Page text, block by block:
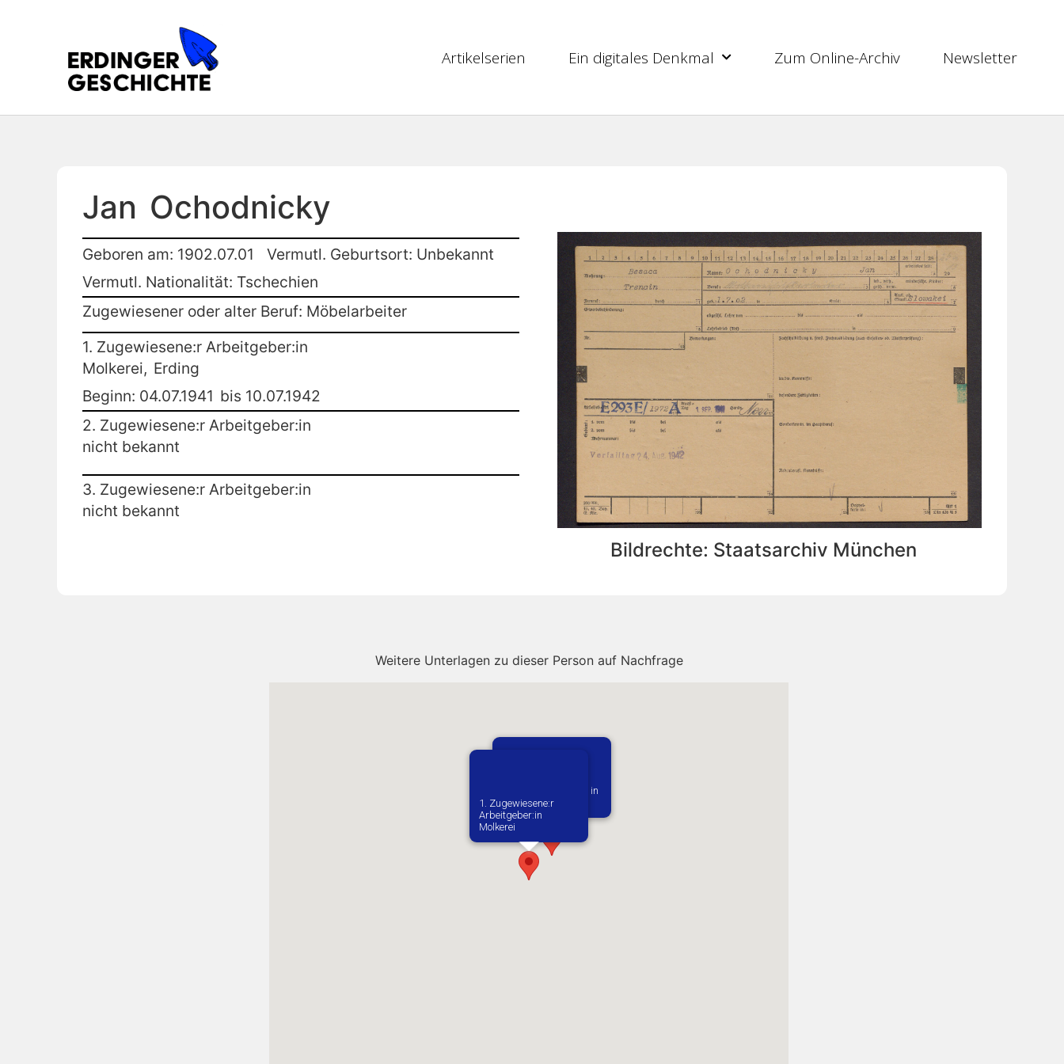
Artikelserien Ein digitales Denkmal Zum Online-Archiv Newsletter
Jan Ochodnicky
Geboren am: 1902.07.01
Vermutl. Geburtsort: Unbekannt
Vermutl. Nationalität: Tschechien
Zugewiesener oder alter Beruf: Möbelarbeiter
1. Zugewiesene:r Arbeitgeber:in
Molkerei, Erding
Beginn: 04.07.1941 bis 10.07.1942
2. Zugewiesene:r Arbeitgeber:in
nicht bekannt
3. Zugewiesene:r Arbeitgeber:in
nicht bekannt
Bildrechte: Staatsarchiv München
Weitere Unterlagen zu dieser Person auf Nachfrage
Vermutlich geboren in
Praha
1. Zugewiesene:r
Arbeitgeber:in​
Molkerei